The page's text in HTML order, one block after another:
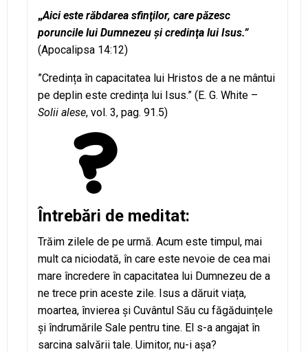
„Aici este răbdarea sfinţilor, care păzesc
poruncile lui Dumnezeu şi credinţa lui Isus.”
(Apocalipsa 14:12)
”Credința în capacitatea lui Hristos de a ne mântui
pe deplin este credința lui Isus.” (E. G. White –
Solii alese, vol. 3, pag. 91.5)
Întrebări de meditat:
Trăim zilele de pe urmă. Acum este timpul, mai
mult ca niciodată, în care este nevoie de cea mai
mare încredere în capacitatea lui Dumnezeu de a
ne trece prin aceste zile. Isus a dăruit viața,
moartea, învierea și Cuvântul Său cu făgăduințele
și îndrumările Sale pentru tine. El s-a angajat în
sarcina salvării tale. Uimitor, nu-i așa?